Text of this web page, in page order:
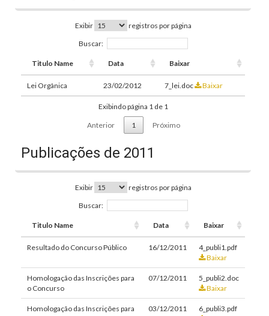
Exibir
registros por página
Buscar:
Titulo Name Data Baixar
Lei Orgânica 23/02/2012 7_lei.doc Baixar
Exibindo página 1 de 1
Anterior 1 Próximo
Publicações de 2011
Exibir
registros por página
Buscar:
Titulo Name Data Baixar
Resultado do Concurso Público 16/12/2011
4_publi1.pdf
Baixar
Homologação das Inscrições para
o Concurso
07/12/2011
5_publi2.doc
Baixar
Homologação das Inscrições para
03/12/2011
6_publi3.pdf